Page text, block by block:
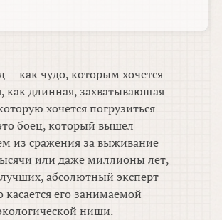
— как чудо, которым хочется
как длинная, захватывающая
хочется погрузиться
боец, который вышел
из сражения за выживание
или даже миллионы лет,
абсолютный эксперт
касается его занимаемой
ниши.